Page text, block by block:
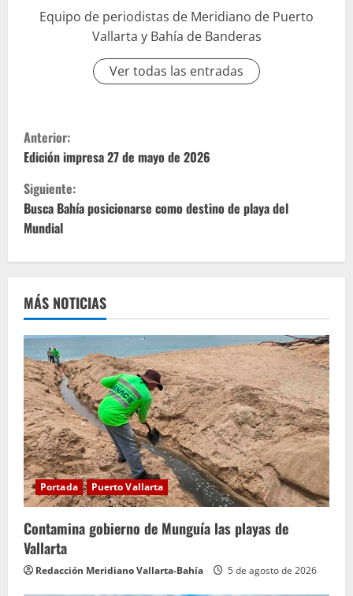
Equipo de periodistas de Meridiano de Puerto
Vallarta y Bahía de Banderas
Ver todas las entradas
S
i
g
u
e
l
e
y
e
n
d
o
Anterior:
Edición impresa 27 de mayo de 2026
Siguiente:
Busca Bahía posicionarse como destino de playa del
Mundial
MÁS NOTICIAS
Portada Puerto Vallarta
Contamina gobierno de Munguía las playas de
Vallarta
Redacción Meridiano Vallarta-Bahía 5 de agosto de 2026